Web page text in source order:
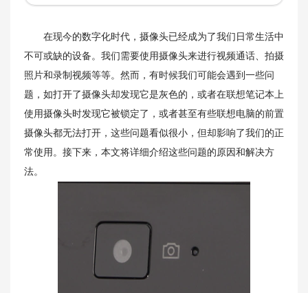
在现今的数字化时代，摄像头已经成为了我们日常生活中
不可或缺的设备。我们需要使用摄像头来进行视频通话、拍摄
照片和录制视频等等。然而，有时候我们可能会遇到一些问
题，如打开了摄像头却发现它是灰色的，或者在联想笔记本上
使用摄像头时发现它被锁定了，或者甚至有些联想电脑的前置
摄像头都无法打开，这些问题看似很小，但却影响了我们的正
常使用。接下来，本文将详细介绍这些问题的原因和解决方
法。